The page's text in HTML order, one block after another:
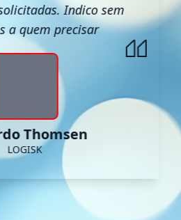
Indico sem
a quem precisar
Thomsen
LOGISK